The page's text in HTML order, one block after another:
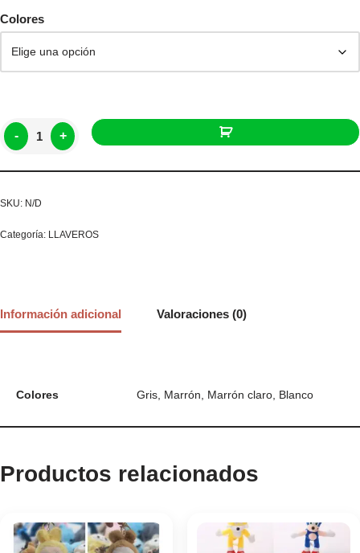
Colores
- +
SKU: N/D
Categoría: LLAVEROS
Información adicional Valoraciones (0)
Colores Gris, Marrón, Marrón claro, Blanco
Productos relacionados